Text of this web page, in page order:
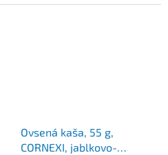
Ovsená kaša, 55 g,
CORNEXI, jablkovo-